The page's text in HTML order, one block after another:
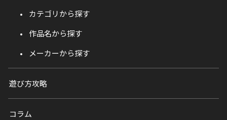
カテゴリから探す
作品名から探す
メーカーから探す
遊び方攻略
コラム